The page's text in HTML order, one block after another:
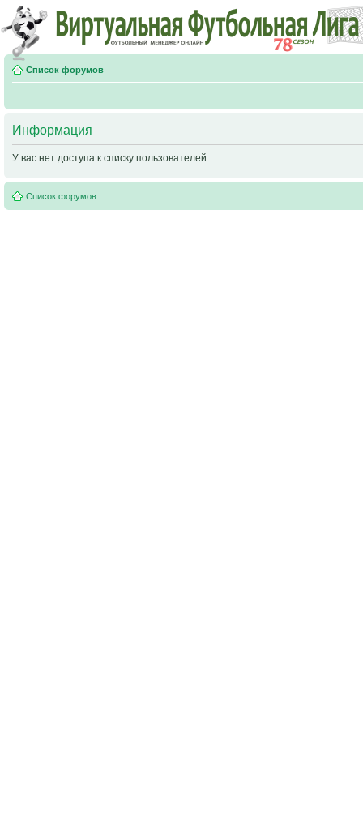
Список форумов
Информация
У вас нет доступа к списку пользователей.
Список форумов